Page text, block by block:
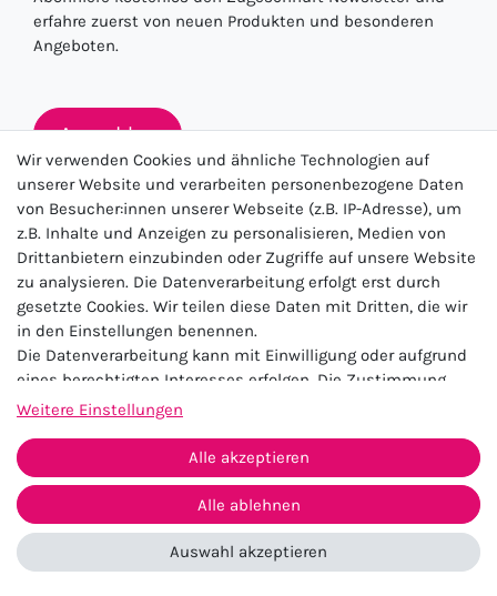
erfahre zuerst von neuen Produkten und besonderen
Angeboten.
Anmelden
★★★★★
4.5 / 5.0 (23.143)
Impressum Daten­schutz­erklärung
AGB
Widerrufs­recht
Kontakt
Vertrag widerrufen
© 2026 Zugeschnürt Shop
Wir verwenden Cookies und ähnliche Technologien auf
unserer Website und verarbeiten personenbezogene Daten
von Besucher:innen unserer Webseite (z.B. IP-Adresse), um
z.B. Inhalte und Anzeigen zu personalisieren, Medien von
Drittanbietern einzubinden oder Zugriffe auf unsere Website
zu analysieren. Die Datenverarbeitung erfolgt erst durch
gesetzte Cookies. Wir teilen diese Daten mit Dritten, die wir
in den Einstellungen benennen.
Die Datenverarbeitung kann mit Einwilligung oder aufgrund
eines berechtigten Interesses erfolgen. Die Zustimmung
kann erteilt oder abgelehnt werden. Es besteht das Recht,
Zeitpunkt zu ändern oder zu widerrufen. Beachten Sie unser
Impressumund weitere Hinweise zur Verwendung
personenbezogener Daten in unserer
Weitere Einstellungen
Alle akzeptieren
Alle ablehnen
Auswahl akzeptieren